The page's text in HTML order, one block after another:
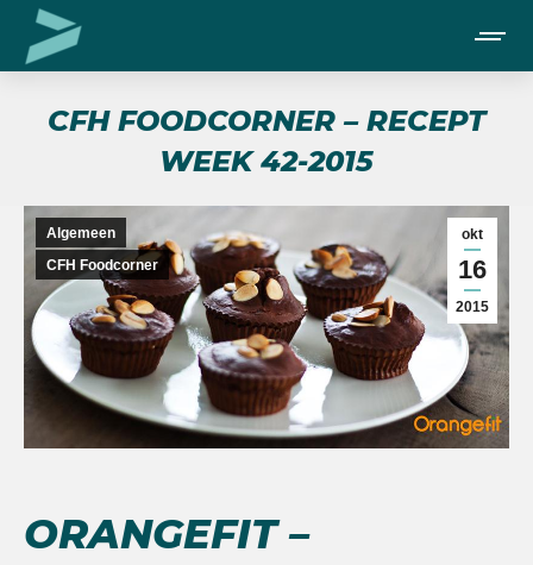
CFH FOODCORNER – RECEPT
WEEK 42-2015
okt
16
2015
Algemeen
CFH Foodcorner
ORANGEFIT –